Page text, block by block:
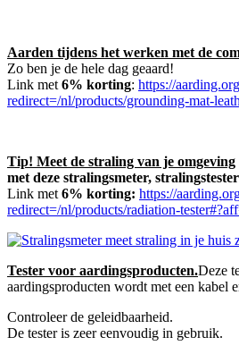
Aarden tijdens het werken met de
Zo ben je de hele dag geaard!
Link met 6% korting: https://
redirect=/nl/products/grounding-mat-
Tip! Meet de straling van je omgeving
met deze stralingsmeter,
Link met 6% korting: https://
redirect=/nl/products/radiation-
Tester voor aardingsproducten.Deze
aardingsproducten wordt met een kabel
Controleer de geleidbaarheid.
De tester is zeer eenvoudig in gebruik.